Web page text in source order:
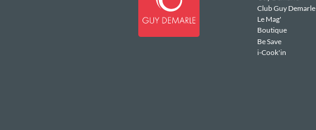
Club Guy Demarle
Le Mag'
Boutique
Be Save
i-Cook'in